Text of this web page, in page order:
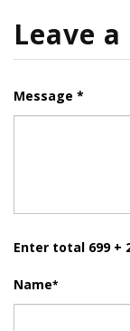
Leave
Message *
Enter total 699 +
Name*